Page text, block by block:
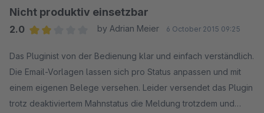
Nicht produktiv einsetzbar
2.0
by Adrian Meier 6 October 2015 09:25
Das Pluginist von der Bedienung klar und einfach verständlich.
Die Email-Vorlagen lassen sich pro Status anpassen und mit
einem eigenen Belege versehen. Leider versendet das Plugin
trotz deaktiviertem Mahnstatus die Meldung trotzdem und